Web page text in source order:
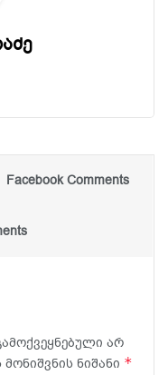
Facebook Comments
არ
ნიშანი *